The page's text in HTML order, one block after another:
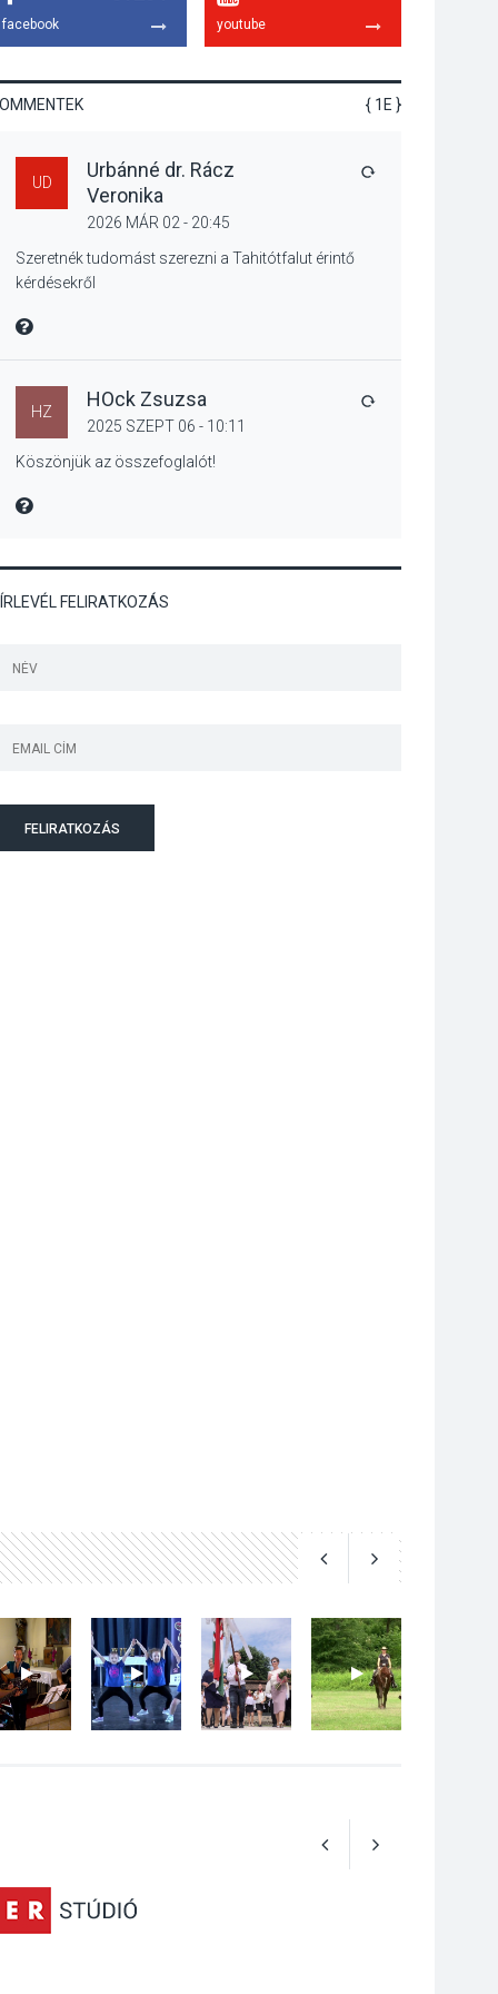
emelkednek a
parkolási díjak
Nőtt a fontosabb nyári
gyümölcsök
termésmennyisége
búcsúhétvége lesz
Szigetmonostoron
facebook youtube
{ 1E }
UD
Urbánné dr. Rácz
Veronika
2026 MÁR 02 - 20:45
Szeretnék tudomást szerezni a Tahitótfalut érintő
kérdésekről
MIRE MONDTA
HZ
HOck Zsuzsa
2025 SZEPT 06 - 10:11
Köszönjük az összefoglalót!
MIRE MONDTA
FELIRATKOZÁS
FELIRATKOZÁS